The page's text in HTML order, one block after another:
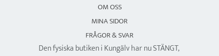
OM OSS
MINA SIDOR
FRÅGOR & SVAR
Den fysiska butiken i Kungälv har nu STÄNGT,